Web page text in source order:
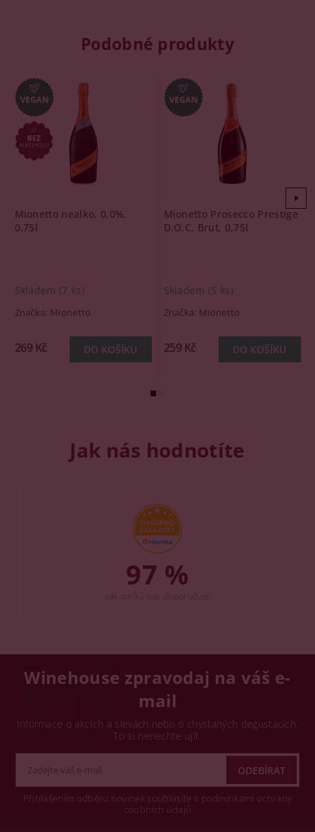
Podobné produkty
Mionetto nealko, 0,0%,
0,75l
Skladem (7 ks)
Značka: Mionetto
269 Kč
Mionetto Prosecco Prestige
D.O.C. Brut, 0,75l
Skladem (5 ks)
Značka: Mionetto
259 Kč
Jak nás hodnotíte
97 %
Winehouse zpravodaj na váš e-
mail
Informace o akcích a slevách nebo o chystaných degustacích.
To si nenechte ujít.
Přihlášením odběru novinek souhlasíte s podmínkami ochrany
osobních údajů